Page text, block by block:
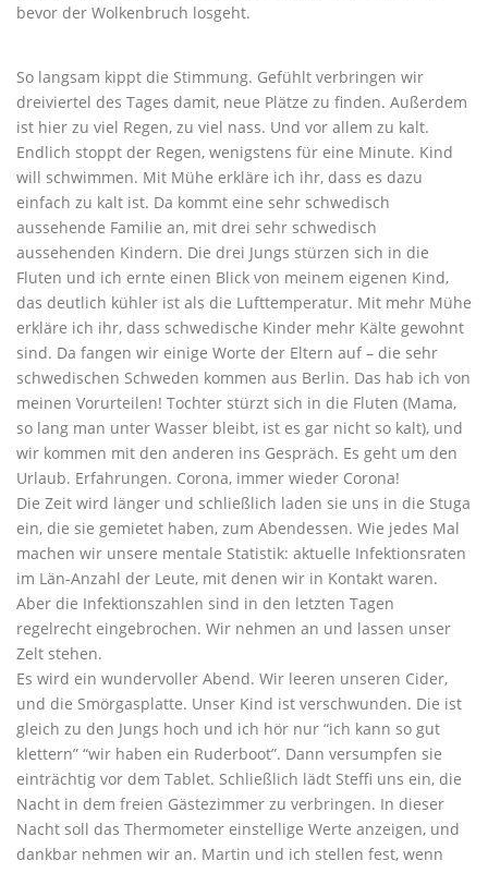
bevor der Wolkenbruch losgeht.
So langsam kippt die Stimmung. Gefühlt verbringen wir
dreiviertel des Tages damit, neue Plätze zu finden. Außerdem
ist hier zu viel Regen, zu viel nass. Und vor allem zu kalt.
Endlich stoppt der Regen, wenigstens für eine Minute. Kind
will schwimmen. Mit Mühe erkläre ich ihr, dass es dazu
einfach zu kalt ist. Da kommt eine sehr schwedisch
aussehende Familie an, mit drei sehr schwedisch
aussehenden Kindern. Die drei Jungs stürzen sich in die
Fluten und ich ernte einen Blick von meinem eigenen Kind,
das deutlich kühler ist als die Lufttemperatur. Mit mehr Mühe
erkläre ich ihr, dass schwedische Kinder mehr Kälte gewohnt
sind. Da fangen wir einige Worte der Eltern auf – die sehr
schwedischen Schweden kommen aus Berlin. Das hab ich von
meinen Vorurteilen! Tochter stürzt sich in die Fluten (Mama,
so lang man unter Wasser bleibt, ist es gar nicht so kalt), und
wir kommen mit den anderen ins Gespräch. Es geht um den
Urlaub. Erfahrungen. Corona, immer wieder Corona!
Die Zeit wird länger und schließlich laden sie uns in die Stuga
ein, die sie gemietet haben, zum Abendessen. Wie jedes Mal
machen wir unsere mentale Statistik: aktuelle Infektionsraten
im Län-Anzahl der Leute, mit denen wir in Kontakt waren.
Aber die Infektionszahlen sind in den letzten Tagen
regelrecht eingebrochen. Wir nehmen an und lassen unser
Zelt stehen.
Es wird ein wundervoller Abend. Wir leeren unseren Cider,
und die Smörgasplatte. Unser Kind ist verschwunden. Die ist
gleich zu den Jungs hoch und ich hör nur “ich kann so gut
klettern” “wir haben ein Ruderboot”. Dann versumpfen sie
einträchtig vor dem Tablet. Schließlich lädt Steffi uns ein, die
Nacht in dem freien Gästezimmer zu verbringen. In dieser
Nacht soll das Thermometer einstellige Werte anzeigen, und
dankbar nehmen wir an. Martin und ich stellen fest, wenn